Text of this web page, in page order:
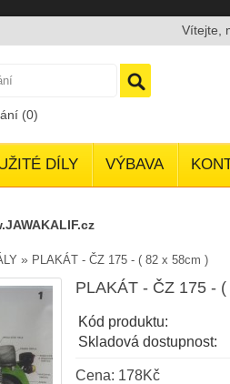
Vítejte,
(0)
DÍLY VÝBAVA
» PLAKÁT - ČZ 175 - ( 82 x 58cm )
PLAKÁT - ČZ 175 -
Kód produktu:
Skladová dostupnost:
Cena: 178Kč